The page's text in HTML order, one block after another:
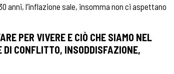
anni, l’inflazione sale, insomma non ci aspettano
PER VIVERE E CIÒ CHE SIAMO NEL
DI CONFLITTO, INSODDISFAZIONE,